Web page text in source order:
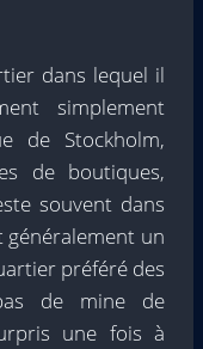
dans lequel il
simplement
de Stockholm,
de boutiques,
souvent dans
généralement un
préféré des
de mine de
une fois à